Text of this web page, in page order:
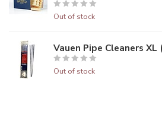
Out of stock
Vauen Pipe Cleaners XL
Out of stock